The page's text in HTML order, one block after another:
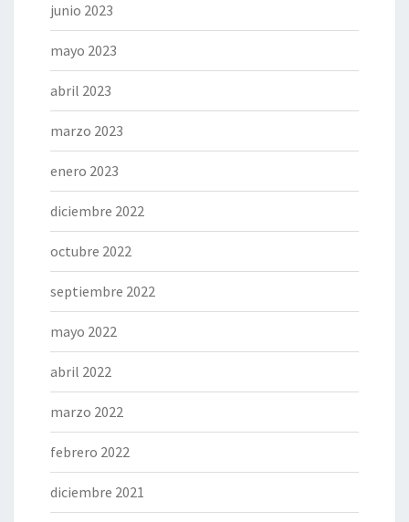
junio 2023
mayo 2023
abril 2023
marzo 2023
enero 2023
diciembre 2022
octubre 2022
septiembre 2022
mayo 2022
abril 2022
marzo 2022
febrero 2022
diciembre 2021